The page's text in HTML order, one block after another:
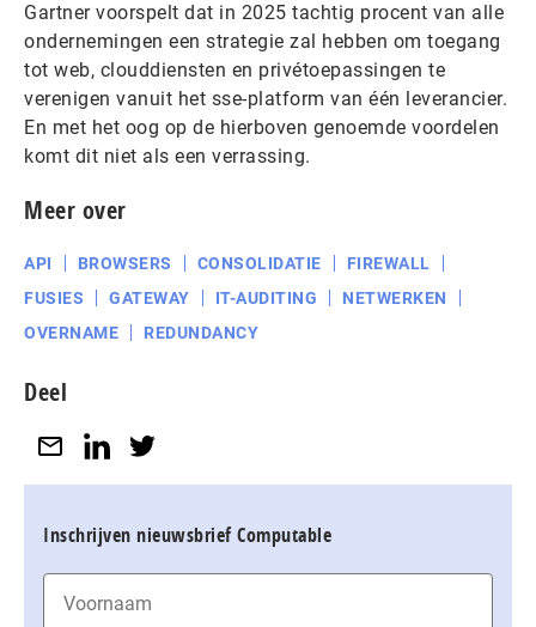
Gartner voorspelt dat in 2025 tachtig procent van alle
ondernemingen een strategie zal hebben om toegang
tot web, clouddiensten en privétoepassingen te
verenigen vanuit het sse-platform van één leverancier.
En met het oog op de hierboven genoemde voordelen
komt dit niet als een verrassing.
Meer over
API BROWSERS CONSOLIDATIE
FIREWALL
FUSIES
GATEWAY IT-AUDITING
NETWERKEN
OVERNAME
REDUNDANCY
Deel
Inschrijven nieuwsbrief Computable